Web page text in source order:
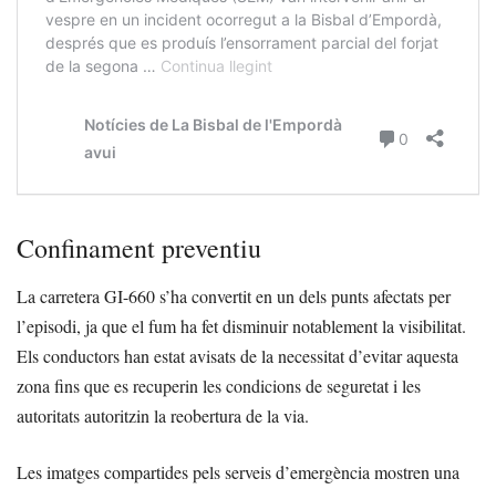
Confinament preventiu
La carretera GI-660 s’ha convertit en un dels punts afectats per
l’episodi, ja que el fum ha fet disminuir notablement la visibilitat.
Els conductors han estat avisats de la necessitat d’evitar aquesta
zona fins que es recuperin les condicions de seguretat i les
autoritats autoritzin la reobertura de la via.
Les imatges compartides pels serveis d’emergència mostren una